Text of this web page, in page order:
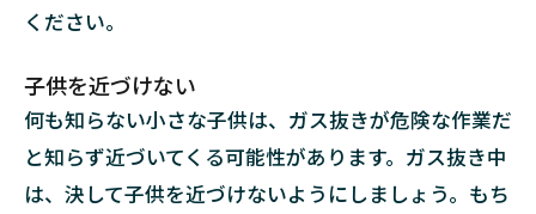
ください。
子供を近づけない
何も知らない小さな子供は、ガス抜きが危険な作業だ
と知らず近づいてくる可能性があります。ガス抜き中
は、決して子供を近づけないようにしましょう。もち